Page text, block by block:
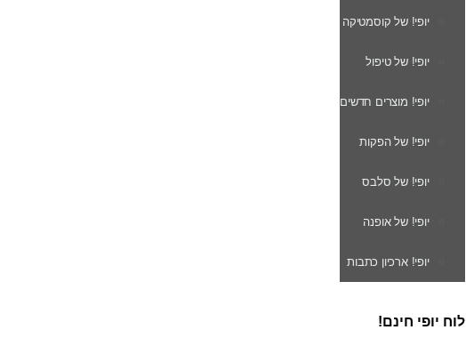
יופי! של קוסמטיקה
יופי! של טיפול
יופי! מוצרים חדשים
יופי! של הפקות
יופי! של סלבס
יופי! של אופנה
יופי! ארכיון כתבות
לוח יופי חינם!